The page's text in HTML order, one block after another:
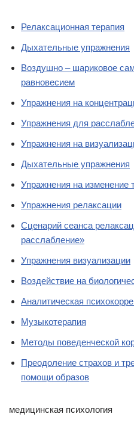
Релаксационная терапия
Дыхательные упражнения
Воздушно – шариковое
равновесием
Упражнения на
Упражнения для
Упражнения на
Дыхательные упражнения
Упражнения на изменение
Упражнения релаксации
Сценарий сеанса
расслабление»
Упражнения визуализации
Воздействие на
Аналитическая
Музыкотерапия
Методы поведенческой
Преодоление страхов и
помощи образов
медицинская психология